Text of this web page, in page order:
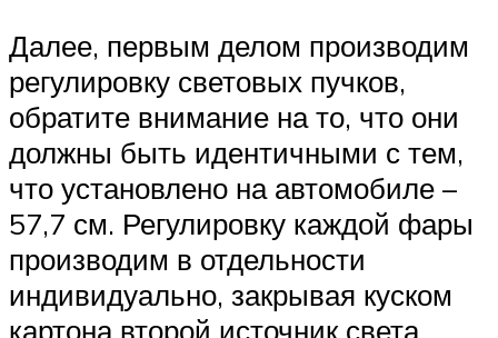
Далее, первым делом производим
регулировку световых пучков,
обратите внимание на то, что они
должны быть идентичными с тем,
что установлено на автомобиле –
57,7 см. Регулировку каждой фары
производим в отдельности
индивидуально, закрывая куском
картона второй источник света